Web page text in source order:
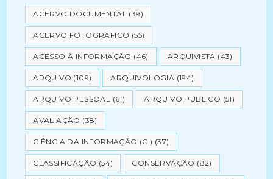
ACERVO DOCUMENTAL (39)
ACERVO FOTOGRÁFICO (55)
ACESSO À INFORMAÇÃO (46) ARQUIVISTA (43)
ARQUIVO (109) ARQUIVOLOGIA (194)
ARQUIVO PESSOAL (61) ARQUIVO PÚBLICO (51)
AVALIAÇÃO (38)
CIÊNCIA DA INFORMAÇÃO (CI) (37)
CLASSIFICAÇÃO (54) CONSERVAÇÃO (82)